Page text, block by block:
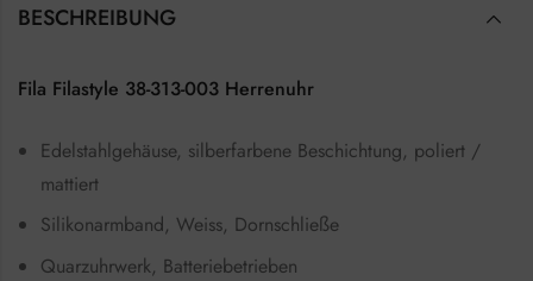
BESCHREIBUNG
Fila Filastyle 38-313-003 Herrenuhr
Edelstahlgehäuse, silberfarbene Beschichtung, poliert /
mattiert
Silikonarmband, Weiss, Dornschließe
Quarzuhrwerk, Batteriebetrieben